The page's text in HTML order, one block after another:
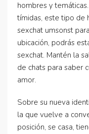
hombres y
tímidas, este tipo de
sexchat umsonst
ubicación, podrás
sexchat. Mantén la
de chats para saber
amor.
Sobre su nueva
la que vuelve a
posición, se casa,